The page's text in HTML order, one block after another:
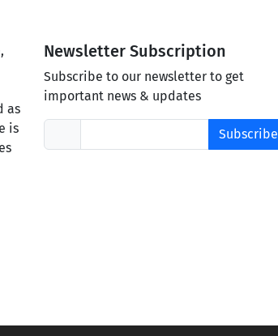
as
is
Newsletter Subscription
Subscribe to our newsletter to get
important news & updates
Subscribe